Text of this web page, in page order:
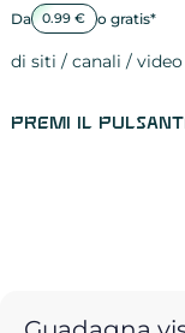
Da 0.99 € o gratis*
di siti / canali /
Premi il